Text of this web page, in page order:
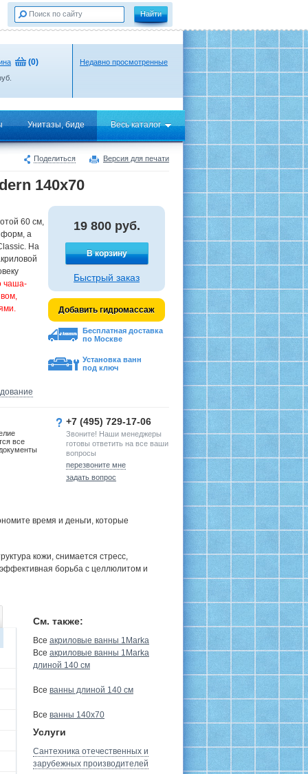
(0) Недавно просмотренные
Унитазы, биде Весь каталог
Поделиться Версия для печати
140x70
60 см,
форм, а
На
чаша-
19 800 руб.
В корзину
Быстрый заказ
Добавить гидромассаж
Бесплатная доставка
по Москве
Установка ванн
под ключ
все
+7 (495) 729-17-06
Звоните! Наши менеджеры
готовы ответить на все ваши
вопросы
перезвоните мне
задать вопрос
время и деньги, которые
кожи, снимается стресс,
борьба с целлюлитом и
См. также:
Все акриловые ванны 1Marka
Все акриловые ванны 1Marka
длиной 140 см
Все ванны длиной 140 см
Все ванны 140х70
Услуги
Сантехника отечественных и
зарубежных производителей